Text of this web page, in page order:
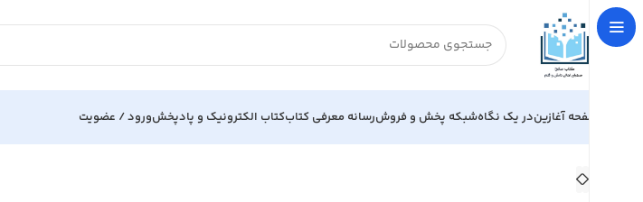
صفحه آغازیندر یک نگاهشبکه پخش و فروشرسانه معرفی کتابکتاب الکترونیک و پادپخشورود / عضویت